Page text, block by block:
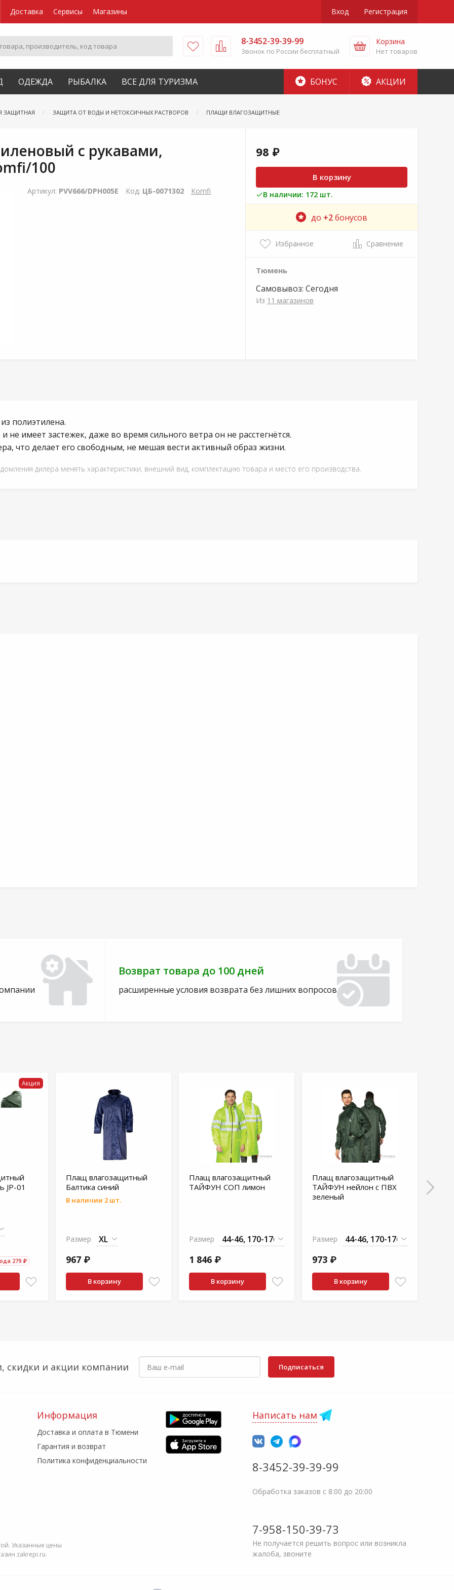
Доставка Сервисы Магазины Вход Регистрация
8-3452-39-39-99
Звонок по России бесплатный
Корзина
Нет товаров
ОДЕЖДА РЫБАЛКА ВСЕ ДЛЯ ТУРИЗМА БОНУС АКЦИИ
ЗАЩИТНАЯ ЗАЩИТА ОТ ВОДЫ И НЕТОКСИЧНЫХ РАСТВОРОВ ПЛАЩИ ВЛАГОЗАЩИТНЫЕ
с рукавами,
100
Артикул: PVV666/DPH005E Код: ЦБ-0071302 Komfi
98 ₽
В корзину
В наличии: 172 шт.
до +2бонусов
Избранное Сравнение
Тюмень
Самовывоз: Сегодня
Из 11 магазинов
полиэтилена.
не имеет застежек, даже во время сильного ветра он не расстегнётся.
что делает его свободным, не мешая вести активный образ жизни.
дилера менять характеристики, внешний вид, комплектацию товара и место его производства.
Возврат товара до 100 дней
расширенные условия возврата без лишних вопросов
Акция
JP-01
279 ₽
Плащ влагозащитный
Балтика синий
В наличии 2 шт.
Размер
967 ₽
В корзину
Плащ влагозащитный
ТАЙФУН СОП лимон
Размер
1 846 ₽
В корзину
Плащ влагозащитный
ТАЙФУН нейлон с ПВХ
зеленый
Размер
973 ₽
В корзину
скидки и акции компании Подписаться
Информация
Доставка и оплата в Тюмени
Гарантия и возврат
Политика конфиденциальности
Написать нам
8-3452-39-39-99
Обработка заказов с 8:00 до 20:00
7-958-150-39-73
Не получается решить вопрос или возникла
жалоба, звоните
Указанные цены
zakrepi.ru.